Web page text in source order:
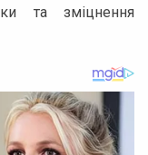
та зміцнення